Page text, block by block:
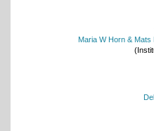
Maria W Horn & Mats